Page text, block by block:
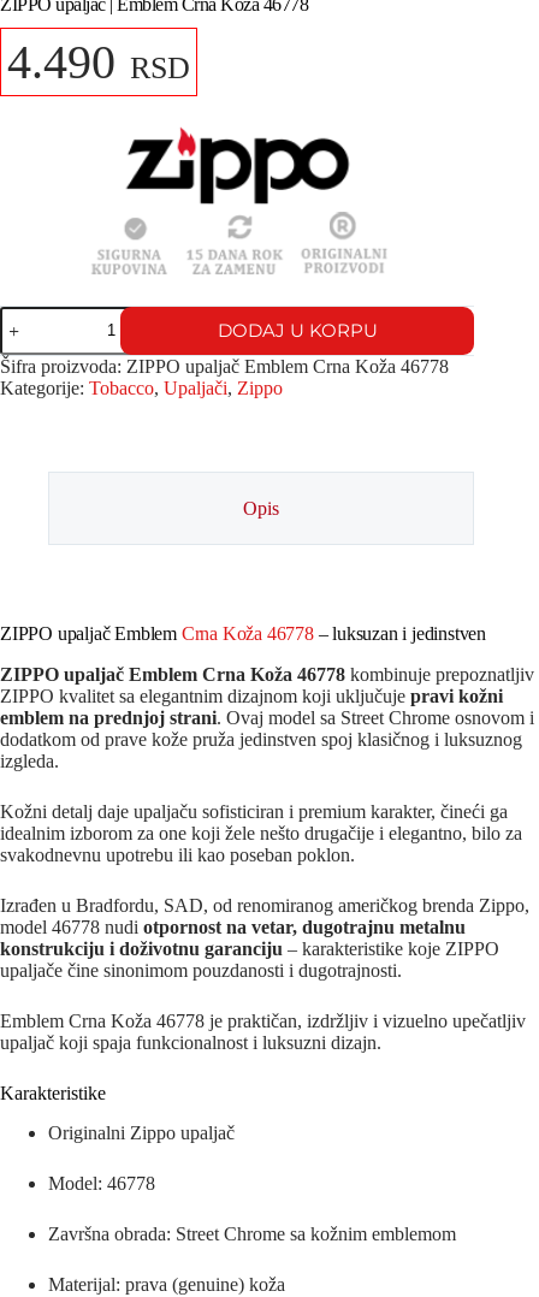
4.490 RSD
DODAJ U KORPU
Šifra proizvoda: ZIPPO upaljač Emblem Crna Koža 46778
Kategorije: Tobacco, Upaljači, Zippo
Opis
ZIPPO upaljač Emblem Crna Koža 46778– luksuzan i jedinstven
ZIPPO upaljač Emblem Crna Koža 46778 kombinuje prepoznatljiv
ZIPPO kvalitet sa elegantnim dizajnom koji uključuje pravi kožni
emblem na prednjoj strani. Ovaj model sa Street Chrome osnovom i
dodatkom od prave kože pruža jedinstven spoj klasičnog i luksuznog
izgleda.
Kožni detalj daje upaljaču sofisticiran i premium karakter, čineći ga
idealnim izborom za one koji žele nešto drugačije i elegantno, bilo za
svakodnevnu upotrebu ili kao poseban poklon.
Izrađen u Bradfordu, SAD, od renomiranog američkog brenda Zippo,
model 46778 nudi otpornost na vetar, dugotrajnu metalnu
konstrukciju i doživotnu garanciju – karakteristike koje ZIPPO
upaljače čine sinonimom pouzdanosti i dugotrajnosti.
Emblem Crna Koža 46778 je praktičan, izdržljiv i vizuelno upečatljiv
upaljač koji spaja funkcionalnost i luksuzni dizajn.
Karakteristike
Originalni Zippo upaljač
Model: 46778
Završna obrada: Street Chrome sa kožnim emblemom
Materijal: prava (genuine) koža